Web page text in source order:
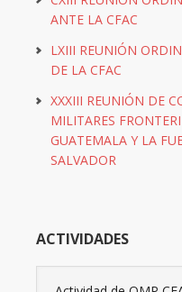
ANTE LA CFAC
LXIII REUNIÓN
DE LA CFAC
XXXIII REUNIÓN DE
MILITARES
GUATEMALA Y LA
SALVADOR
ACTIVIDADES